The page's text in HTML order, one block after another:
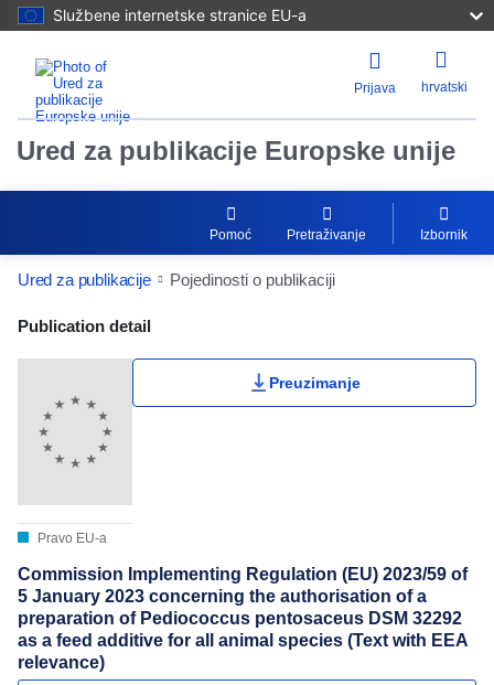
Službene internetske stranice EU-a
Prijava hrvatski
Ured za publikacije Europske unije
Pomoć Pretraživanje Izbornik
Ured za publikacije Pojedinosti o publikaciji
Publication Detail Actions Portlet
Publication detail
Pravo EU-a
Preuzimanje
Commission Implementing Regulation (EU) 2023/59 of
5 January 2023 concerning the authorisation of a
preparation of Pediococcus pentosaceus DSM 32292
as a feed additive for all animal species (Text with EEA
relevance)